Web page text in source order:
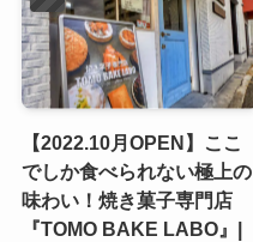
【2022.10月OPEN】ここ
でしか食べられない極上の
味わい！焼き菓子専門店
『TOMO BAKE LABO』|